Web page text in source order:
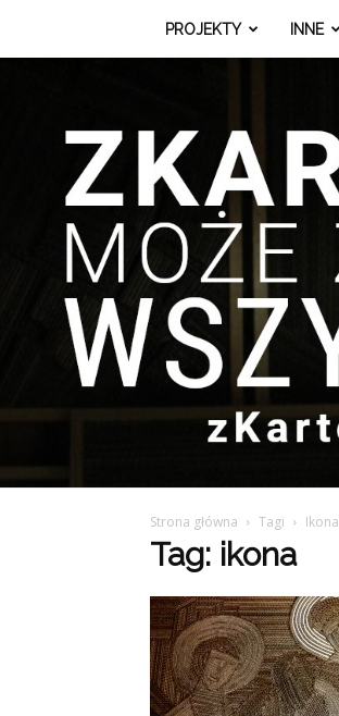
PROJEKTY INNE
Strona główna Tagi Ikona
Tag: ikona